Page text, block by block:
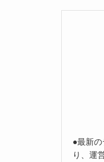
●最新
り、運